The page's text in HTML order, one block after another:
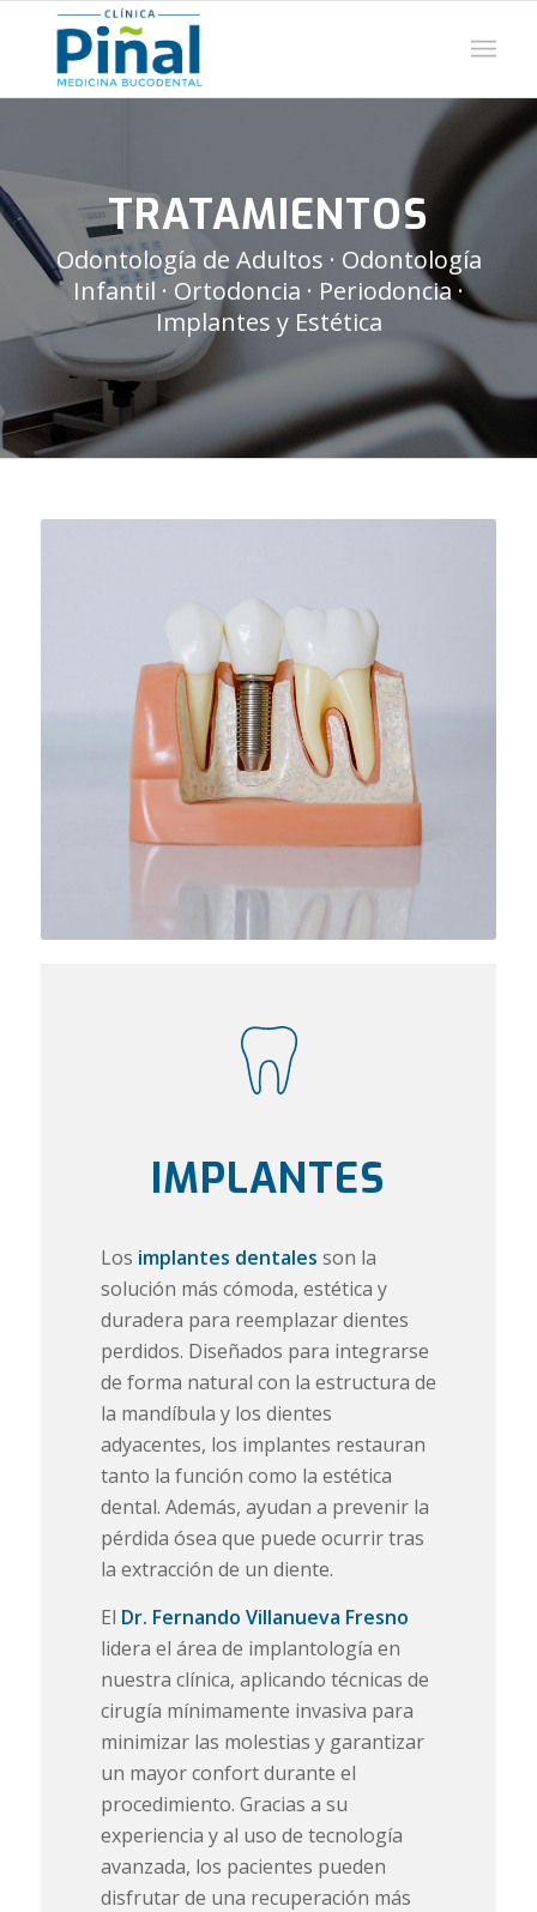
TRATAMIENTOS
Odontología de Adultos · Odontología
Infantil · Ortodoncia · Periodoncia ·
Implantes y Estética
IMPLANTES
Los implantes dentales son la
solución más cómoda, estética y
duradera para reemplazar dientes
perdidos. Diseñados para integrarse
de forma natural con la estructura de
la mandíbula y los dientes
adyacentes, los implantes restauran
tanto la función como la estética
dental. Además, ayudan a prevenir la
pérdida ósea que puede ocurrir tras
la extracción de un diente.
El Dr. Fernando Villanueva Fresno
lidera el área de implantología en
nuestra clínica, aplicando técnicas de
cirugía mínimamente invasiva para
minimizar las molestias y garantizar
un mayor confort durante el
procedimiento. Gracias a su
experiencia y al uso de tecnología
avanzada, los pacientes pueden
disfrutar de una recuperación más